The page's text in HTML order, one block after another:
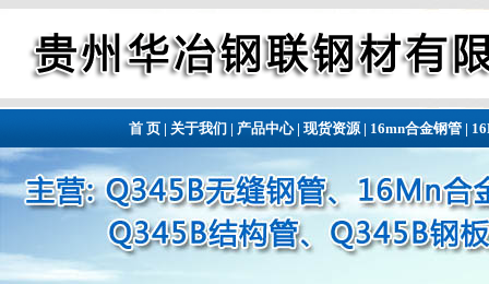
首 页| 关于我们 | 产品中心| 现货资源| 16mn合金钢管|